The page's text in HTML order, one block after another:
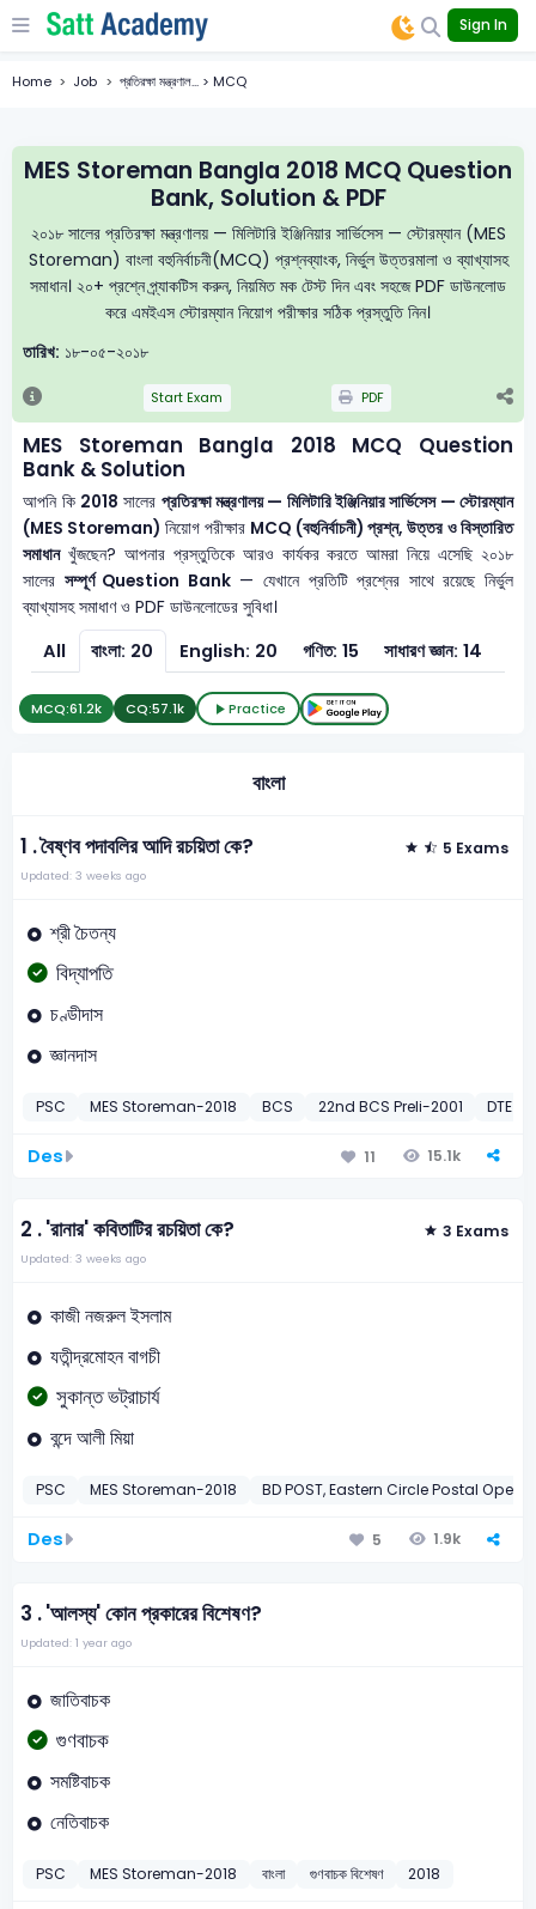
Sign In
Home Job প্রতিরক্ষা মন্ত্রণাল... > MCQ
MES Storeman Bangla 2018 MCQ Question
Bank, Solution & PDF
২০১৮ সালের প্রতিরক্ষা মন্ত্রণালয় — মিলিটারি ইঞ্জিনিয়ার সার্ভিসেস — স্টোরম্যান (MES
Storeman) বাংলা বহুনির্বাচনী(MCQ) প্রশ্নব্যাংক, নির্ভুল উত্তরমালা ও ব্যাখ্যাসহ
সমাধান। ২০+ প্রশ্নে প্র্যাকটিস করুন, নিয়মিত মক টেস্ট দিন এবং সহজে PDF ডাউনলোড
করে এমইএস স্টোরম্যান নিয়োগ পরীক্ষার সঠিক প্রস্তুতি নিন।
তারিখ: ১৮-০৫-২০১৮
Start Exam PDF
MES Storeman Bangla 2018 MCQ Question
Bank & Solution
আপনি কি 2018 সালের প্রতিরক্ষা মন্ত্রণালয় — মিলিটারি ইঞ্জিনিয়ার সার্ভিসেস — স্টোরম্যান
(MES Storeman) নিয়োগ পরীক্ষার MCQ (বহুনির্বাচনী) প্রশ্ন, উত্তর ও বিস্তারিত
সমাধানখুঁজছেন? আপনার প্রস্তুতিকে আরও কার্যকর করতে আমরা নিয়ে এসেছি ২০১৮
সালের সম্পূর্ণ Question Bank— যেখানে প্রতিটি প্রশ্নের সাথে রয়েছে নির্ভুল
ব্যাখ্যাসহ সমাধাণ ও PDF ডাউনলোডের সুবিধা।
All বাংলা: 20 English: 20 গণিত: 15 সাধারণ জ্ঞান: 14
MCQ:61.2k CQ:57.1k Practice
বাংলা
1 .বৈষ্ণব পদাবলির আদি রচয়িতা কে? 5 Exams
Updated: 3 weeks ago
শ্রী চৈতন্য
বিদ্যাপতি
চণ্ডীদাস
জ্ঞানদাস
PSC MES Storeman-2018 BCS 22nd BCS Preli-2001 DTE
Des 11 15.1k
2 .'রানার' কবিতাটির রচয়িতা কে? 3 Exams
Updated: 3 weeks ago
কাজী নজরুল ইসলাম
যতীন্দ্রমোহন বাগচী
সুকান্ত ভট্রাচার্য
বন্দে আলী মিয়া
PSC MES Storeman-2018 BD POST, Eastern Circle Postal
Des 5 1.9k
3 .'আলস্য' কোন প্রকারের বিশেষণ?
Updated: 1 year ago
জাতিবাচক
গুণবাচক
সমষ্টিবাচক
নেতিবাচক
PSC MES Storeman-2018 বাংলা গুণবাচক বিশেষণ 2018